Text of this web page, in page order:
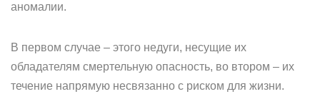
аномалии.
В первом случае – этого недуги, несущие их
обладателям смертельную опасность, во втором – их
течение напрямую несвязанно с риском для жизни.